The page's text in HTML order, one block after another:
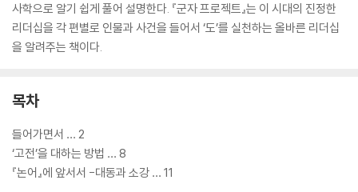
사학으로 알기 쉽게 풀어 설명한다. 『군자 프로젝트』는 이 시대의 진정한
리더십을 각 편별로 인물과 사건을 들어서 ‘도’를 실천하는 올바른 리더십
을 알려주는 책이다.
목차
들어가면서 … 2
‘고전’을 대하는 방법 … 8
『논어』에 앞서서 -대동과 소강 … 11